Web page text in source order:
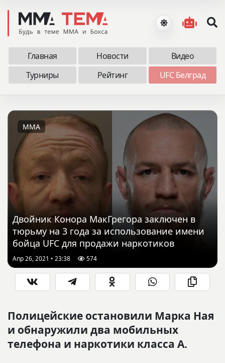
Главная Новости
Видео
Турниры
Рейтинг UFC Белград
Двойник Конора МакГрегора заключен в
тюрьму на 3 года за использование имени
бойца UFC для продажи наркотиков
Апр 26, 2021 • 23:38 574
MMA
Полицейские остановили Марка Ная
и обнаружили два мобильных
телефона и наркотики класса А.